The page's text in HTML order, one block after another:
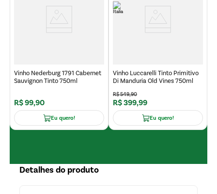
Vinho Nederburg 1791 Cabernet
Sauvignon Tinto 750ml
R$99,90
Eu quero!
Vinho Luccarelli Tinto Primitivo
Di Manduria Old Vines 750ml
R$549,90
R$399,99
Eu quero!
Detalhes do produto